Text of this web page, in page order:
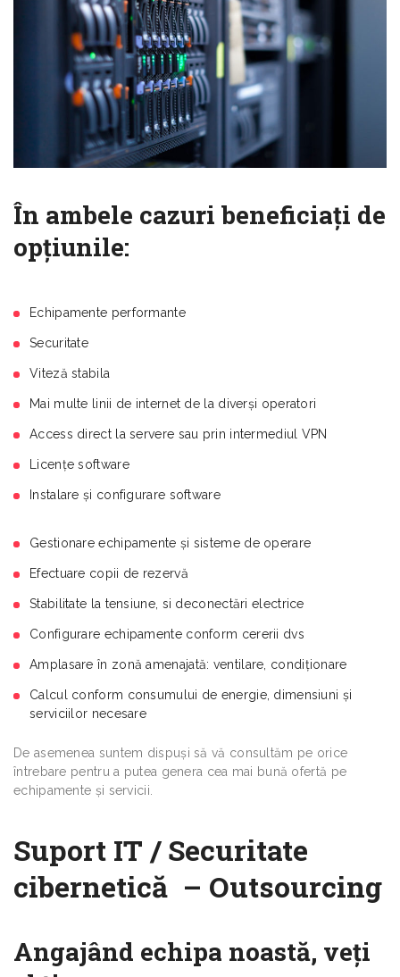
În ambele cazuri beneficiaţi de
opţiunile:
Echipamente performante
Securitate
Viteză stabila
Mai multe linii de internet de la diverşi operatori
Access direct la servere sau prin intermediul VPN
Licenţe software
Instalare şi configurare software
Gestionare echipamente şi sisteme de operare
Efectuare copii de rezervă
Stabilitate la tensiune, si deconectări electrice
Configurare echipamente conform cererii dvs
Amplasare în zonă amenajată: ventilare, condiţionare
Calcul conform consumului de energie, dimensiuni şi
serviciilor necesare
De asemenea suntem dispuşi să vă consultăm pe orice
întrebare pentru a putea genera cea mai bună ofertă pe
echipamente şi servicii.
Suport IT /Securitate
cibernetică – Outsourcing
Angajând echipa noastă, veţi